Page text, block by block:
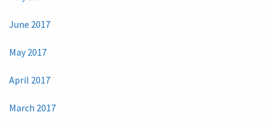
June 2017
May 2017
April 2017
March 2017